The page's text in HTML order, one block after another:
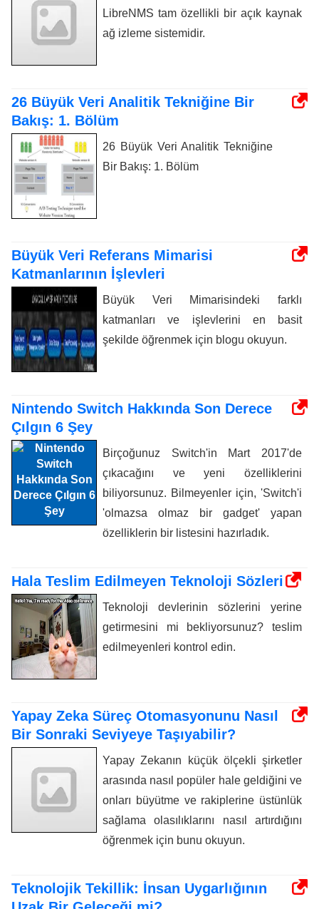
LibreNMS tam özellikli bir açık kaynak
ağ izleme sistemidir.
26 Büyük Veri Analitik Tekniğine Bir
Bakış: 1. Bölüm
26 Büyük Veri Analitik Tekniğine
Bir Bakış: 1. Bölüm
Büyük Veri Referans Mimarisi
Katmanlarının İşlevleri
Büyük Veri Mimarisindeki farklı
katmanları ve işlevlerini en basit
şekilde öğrenmek için blogu okuyun.
Nintendo Switch Hakkında Son Derece
Çılgın 6 Şey
Birçoğunuz Switch'in Mart 2017'de
çıkacağını ve yeni özelliklerini
biliyorsunuz. Bilmeyenler için, 'Switch'i
'olmazsa olmaz bir gadget' yapan
özelliklerin bir listesini hazırladık.
Hala Teslim Edilmeyen Teknoloji Sözleri
Teknoloji devlerinin sözlerini yerine
getirmesini mi bekliyorsunuz? teslim
edilmeyenleri kontrol edin.
Yapay Zeka Süreç Otomasyonunu Nasıl
Bir Sonraki Seviyeye Taşıyabilir?
Yapay Zekanın küçük ölçekli şirketler
arasında nasıl popüler hale geldiğini ve
onları büyütme ve rakiplerine üstünlük
sağlama olasılıklarını nasıl artırdığını
öğrenmek için bunu okuyun.
Teknolojik Tekillik: İnsan Uygarlığının